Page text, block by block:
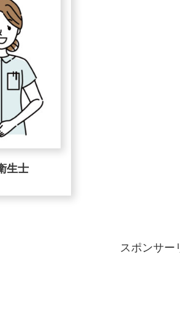
生士
スポンサー